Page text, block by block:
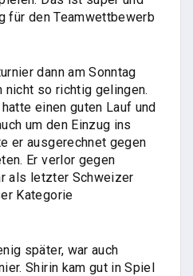
für den Teamwettbewerb
dann am Sonntag
so richtig gelingen.
einen guten Lauf und
um den Einzug ins
er ausgerechnet gegen
Er verlor gegen
als letzter Schweizer
Kategorie
später, war auch
Shirin kam gut in Spiel